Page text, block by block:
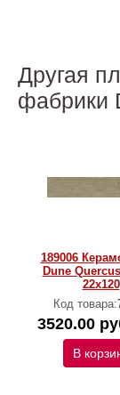
Другая
фабрики
189006
Dune
22х120
Код товара:
3520.00
В